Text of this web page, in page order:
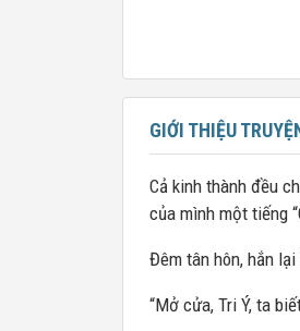
GIỚI THIỆU
Cả kinh thành đều
của mình một tiếng
Đêm tân hôn, hắn
“Mở cửa, Tri Ý, ta